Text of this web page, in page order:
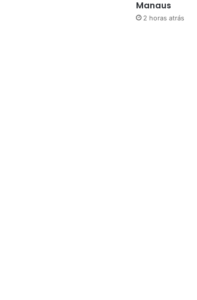
Manaus
2 horas atrás